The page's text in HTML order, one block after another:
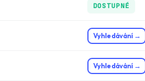
DOSTUPNÉ
Vyhledávání →
Vyhledávání →